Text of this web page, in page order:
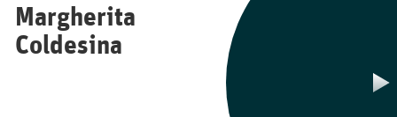
Margherita
Coldesina